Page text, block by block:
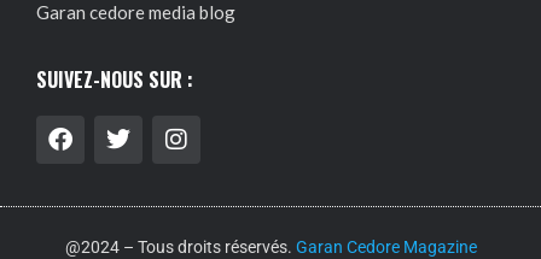
Garan cedore media blog
SUIVEZ-NOUS SUR :
@2024 – Tous droits réservés. Garan Cedore Magazine